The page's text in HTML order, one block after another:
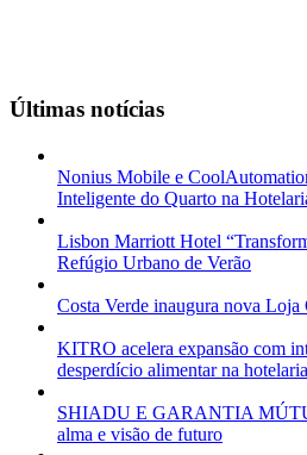
Últimas notícias
Nonius Mobile e
Inteligente do Quarto na
Lisbon Marriott Hotel
Refúgio Urbano de Verão
Costa Verde inaugura nova Loja
KITRO acelera expansão com
desperdício alimentar na hotelaria
SHIADU E GARANTIA
alma e visão de futuro